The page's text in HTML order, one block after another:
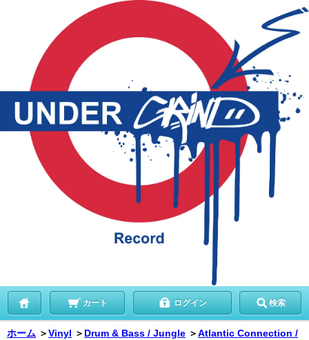
カート ログイン 検索
ホーム ＞Vinyl ＞ Drum & Bass / Jungle ＞Atlantic Connection /